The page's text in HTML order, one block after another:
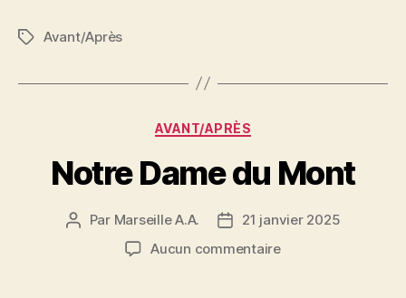
Étiquettes
Avant/Après
Catégories
AVANT/APRÈS
Notre Dame du Mont
Auteur
Par Marseille A.A.
Date21 janvier 2025
Aucun commentairesur